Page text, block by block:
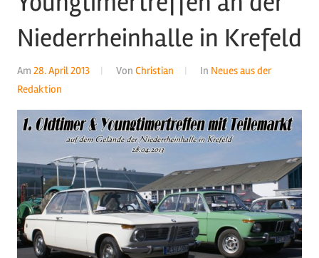
Niederrheinhalle in Krefeld
Am 28. April 2013 Von Christian In Neues aus der
Redaktion